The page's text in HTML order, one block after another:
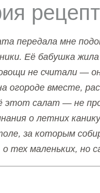
передала мне
Её бабушка
не считали —
огороде вместе,
этот салат — не
о летних
за которым
о тех маленьких,